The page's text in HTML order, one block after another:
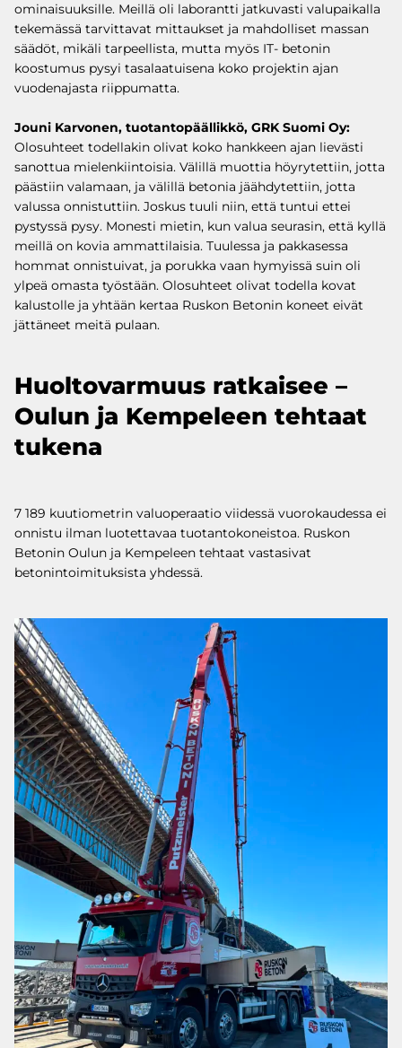
ominaisuuksille. Meillä oli laborantti jatkuvasti valupaikalla
tekemässä tarvittavat mittaukset ja mahdolliset massan
säädöt, mikäli tarpeellista, mutta myös IT- betonin
koostumus pysyi tasalaatuisena koko projektin ajan
vuodenajasta riippumatta.
Jouni Karvonen, tuotantopäällikkö, GRK Suomi Oy:
Olosuhteet todellakin olivat koko hankkeen ajan lievästi
sanottua mielenkiintoisia. Välillä muottia höyrytettiin, jotta
päästiin valamaan, ja välillä betonia jäähdytettiin, jotta
valussa onnistuttiin. Joskus tuuli niin, että tuntui ettei
pystyssä pysy. Monesti mietin, kun valua seurasin, että kyllä
meillä on kovia ammattilaisia. Tuulessa ja pakkasessa
hommat onnistuivat, ja porukka vaan hymyissä suin oli
ylpeä omasta työstään. Olosuhteet olivat todella kovat
kalustolle ja yhtään kertaa Ruskon Betonin koneet eivät
jättäneet meitä pulaan.
Huoltovarmuus ratkaisee –
Oulun ja Kempeleen tehtaat
tukena
7 189 kuutiometrin valuoperaatio viidessä vuorokaudessa ei
onnistu ilman luotettavaa tuotantokoneistoa. Ruskon
Betonin Oulun ja Kempeleen tehtaat vastasivat
betonintoimituksista yhdessä.